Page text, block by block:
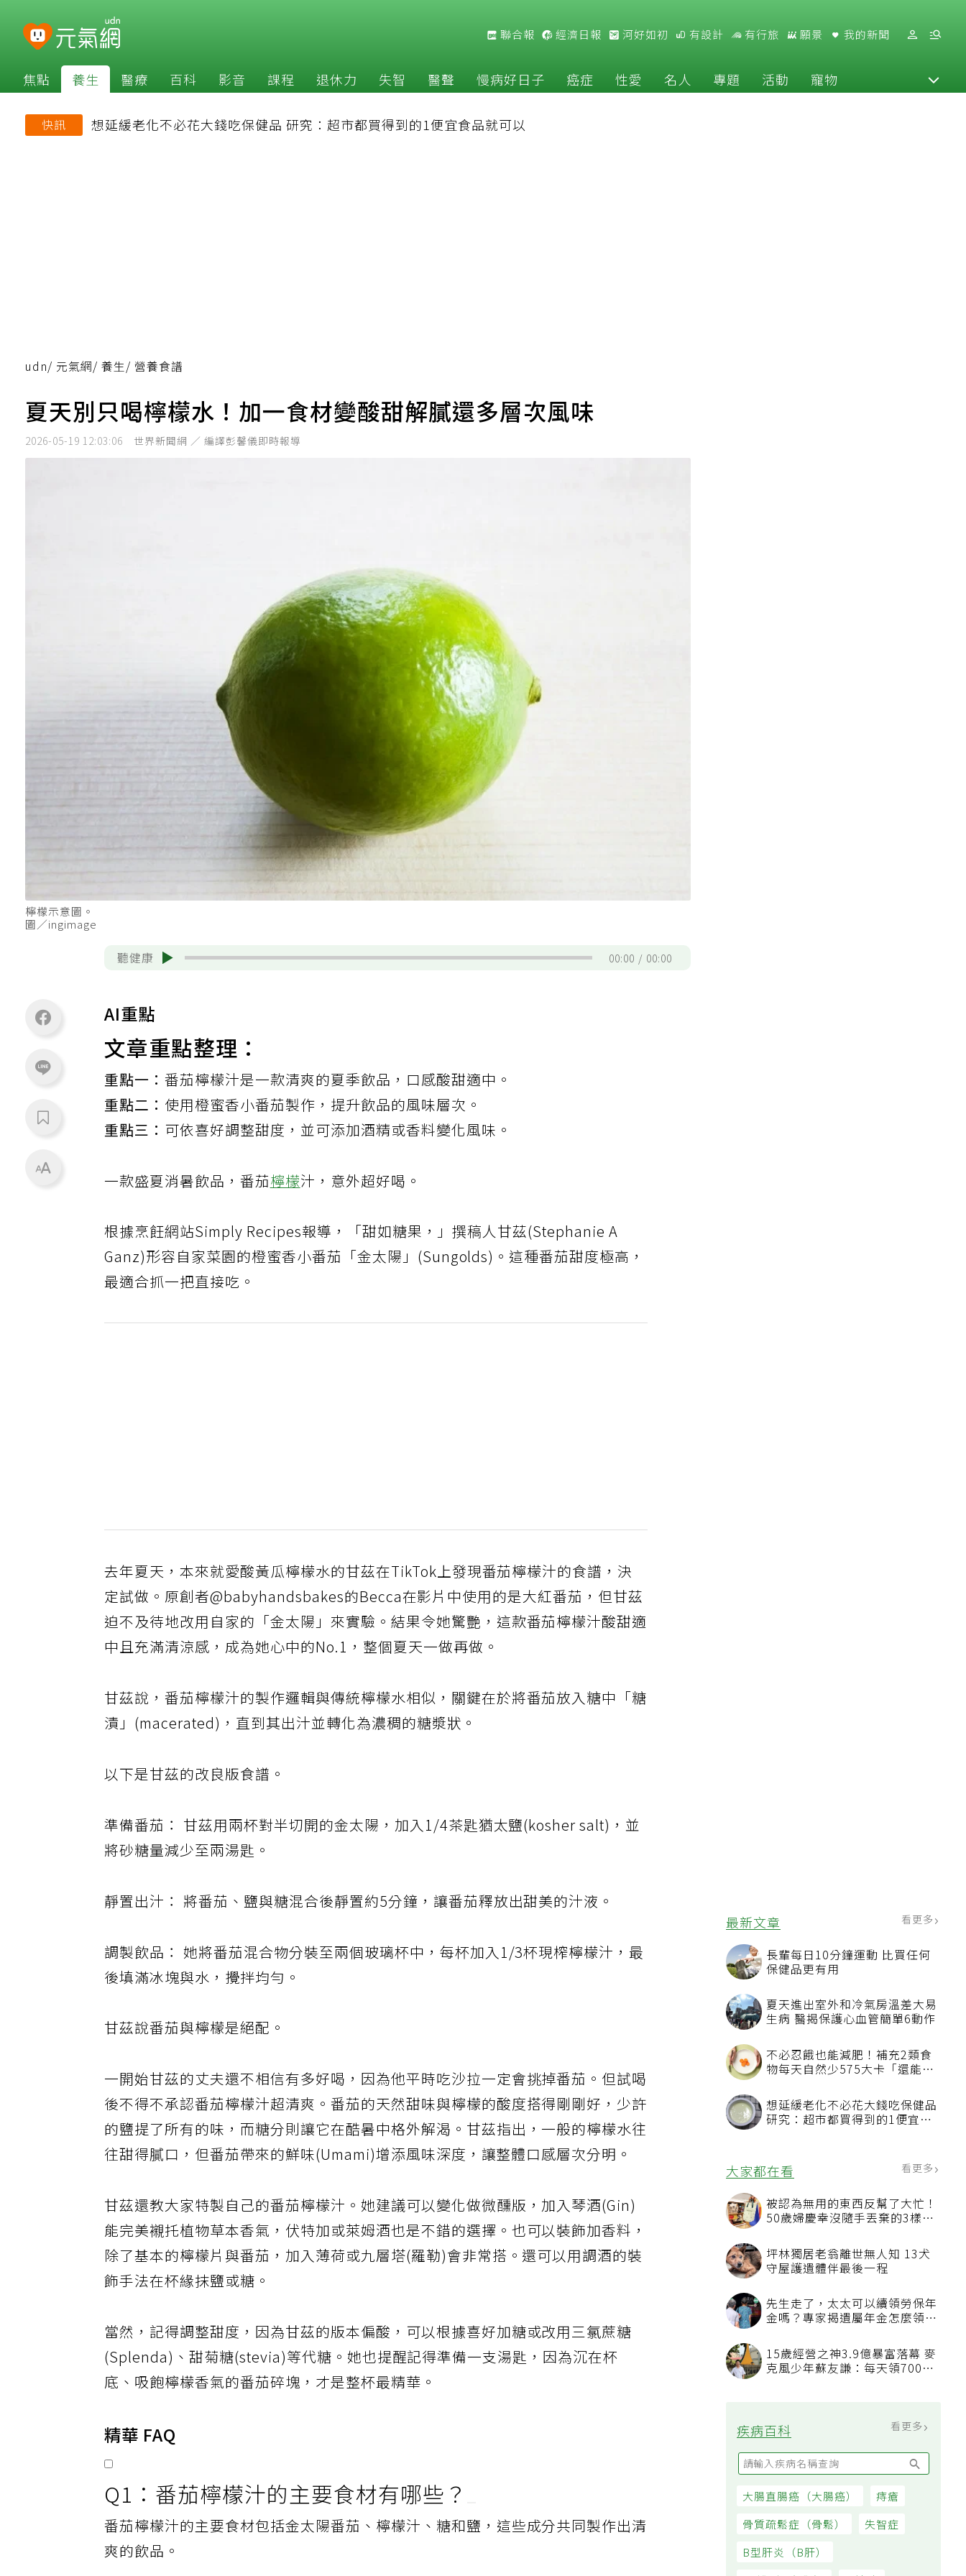
聯合報 經濟日報 河好如初 有設計 有行旅 願景 我的新聞
焦點 養生 醫療 百科 影音 課程 退休力 失智 醫聲 慢病好日子 癌症 性愛 名人 專題 活動 寵物
快訊 想延緩老化不必花大錢吃保健品 研究：超市都買得到的1便宜食品就可以
最新文章 看更多
長輩每日10分鐘運動 比買任何
保健品更有用
夏天進出室外和冷氣房溫差大易
生病 醫揭保護心血管簡單6動作
不必忍餓也能減肥！補充2類食
物每天自然少575大卡「還能吃
想延緩老化不必花大錢吃保健品
研究：超市都買得到的1便宜食
大家都在看
被認為無用的東西反幫了大忙！
50歲婦慶幸沒隨手丟棄的3樣物
坪林獨居老翁離世無人知 13犬
守屋護遺體伴最後一程
先生走了，太太可以續領勞保年
看順位還要看資格
15歲經營之神3.9億暴富落幕 麥
疾病百科
udn/ 元氣網/ 養生/ 營養食譜
夏天別只喝檸檬水！加一食材變酸甜解膩還多層次風味
2026-05-19 12:03:06 世界新聞網 ／ 編譯彭馨儀即時報導
檸檬示意圖。
圖／ingimage
聽健康 00:00 00:00
AI重點
文章重點整理：
重點一：番茄檸檬汁是一款清爽的夏季飲品，口感酸甜適中。
重點二： 使用橙蜜香小番茄製作，提升飲品的風味層次。
重點三： 可依喜好調整甜度，並可添加酒精或香料變化風味。
一款盛夏消暑飲品，番茄檸檬汁，意外超好喝。
根據烹飪網站Simply Recipes報導，「甜如糖果，」撰稿人甘茲(Stephanie A
Ganz)形容自家菜園的橙蜜香小番茄「金太陽」(Sungolds)。這種番茄甜度極高，
最適合抓一把直接吃。
去年夏天，本來就愛酸黃瓜檸檬水的甘茲在TikTok上發現番茄檸檬汁的食譜，決
定試做。原創者@babyhandsbakes的Becca在影片中使用的是大紅番茄，但甘茲
迫不及待地改用自家的「金太陽」來實驗。結果令她驚艷，這款番茄檸檬汁酸甜適
中且充滿清涼感，成為她心中的No.1，整個夏天一做再做。
甘茲說，番茄檸檬汁的製作邏輯與傳統檸檬水相似，關鍵在於將番茄放入糖中「糖
漬」(macerated)，直到其出汁並轉化為濃稠的糖漿狀。
以下是甘茲的改良版食譜。
準備番茄： 甘茲用兩杯對半切開的金太陽，加入1/4茶匙猶太鹽(kosher salt)，並
將砂糖量減少至兩湯匙。
靜置出汁： 將番茄、鹽與糖混合後靜置約5分鐘，讓番茄釋放出甜美的汁液。
調製飲品： 她將番茄混合物分裝至兩個玻璃杯中，每杯加入1/3杯現榨檸檬汁，最
後填滿冰塊與水，攪拌均勻。
甘茲說番茄與檸檬是絕配。
一開始甘茲的丈夫還不相信有多好喝，因為他平時吃沙拉一定會挑掉番茄。但試喝
後不得不承認番茄檸檬汁超清爽。番茄的天然甜味與檸檬的酸度搭得剛剛好，少許
的鹽提了所有的味，而糖分則讓它在酷暑中格外解渴。甘茲指出，一般的檸檬水往
往甜得膩口，但番茄帶來的鮮味(Umami)增添風味深度，讓整體口感層次分明。
甘茲還教大家特製自己的番茄檸檬汁。她建議可以變化做微醺版，加入琴酒(Gin)
能完美襯托植物草本香氣，伏特加或萊姆酒也是不錯的選擇。也可以裝飾加香料，
除了基本的檸檬片與番茄，加入薄荷或九層塔(羅勒)會非常搭。還可以用調酒的裝
飾手法在杯緣抹鹽或糖。
當然，記得調整甜度，因為甘茲的版本偏酸，可以根據喜好加糖或改用三氯蔗糖
(Splenda)、甜菊糖(stevia)等代糖。她也提醒記得準備一支湯匙，因為沉在杯
底、吸飽檸檬香氣的番茄碎塊，才是整杯最精華。
精華 FAQ
Q1：番茄檸檬汁的主要食材有哪些？
番茄檸檬汁的主要食材包括金太陽番茄、檸檬汁、糖和鹽，這些成分共同製作出清
爽的飲品。